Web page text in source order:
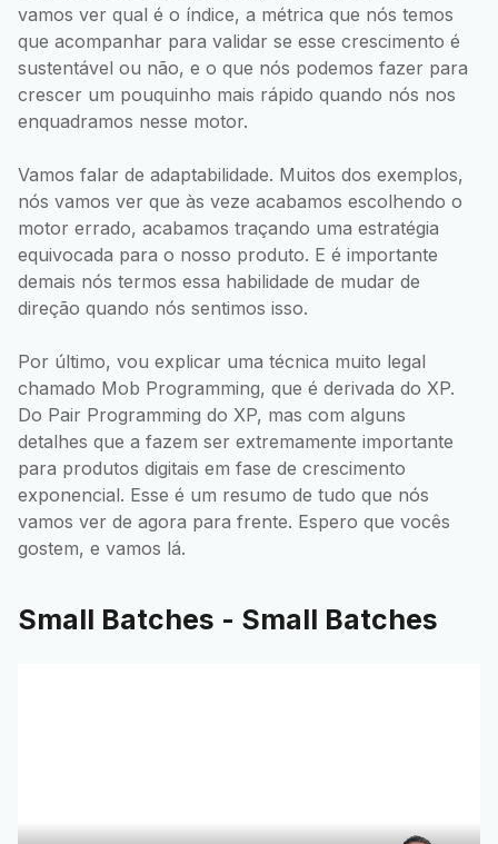
vamos ver qual é o índice, a métrica que nós temos
que acompanhar para validar se esse crescimento é
sustentável ou não, e o que nós podemos fazer para
crescer um pouquinho mais rápido quando nós nos
enquadramos nesse motor.
Vamos falar de adaptabilidade. Muitos dos exemplos,
nós vamos ver que às veze acabamos escolhendo o
motor errado, acabamos traçando uma estratégia
equivocada para o nosso produto. E é importante
demais nós termos essa habilidade de mudar de
direção quando nós sentimos isso.
Por último, vou explicar uma técnica muito legal
chamado Mob Programming, que é derivada do XP.
Do Pair Programming do XP, mas com alguns
detalhes que a fazem ser extremamente importante
para produtos digitais em fase de crescimento
exponencial. Esse é um resumo de tudo que nós
vamos ver de agora para frente. Espero que vocês
gostem, e vamos lá.
Small Batches - Small Batches